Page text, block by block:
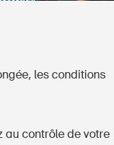
les conditions
au contrôle de votre